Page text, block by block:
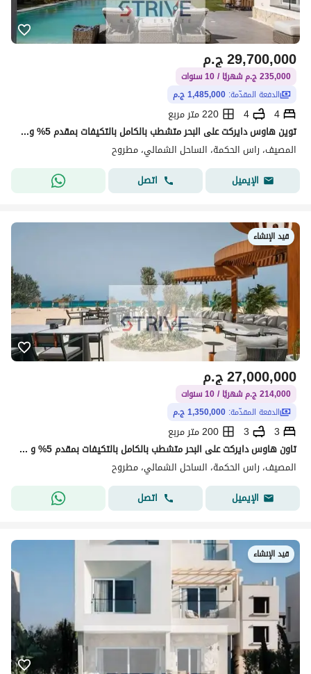
ج.م29,700,000
235,000 ج.م شهريًا / 10 سنوات
الدفعة المقدّمة: 1,485,000 ج.م
4
4
220 متر مربع
توين هاوس دايركت على البحر متشطب بالكامل بالتكيفات بمقدم 5% و المتبقي اقساط على 10 سنوات برايم لوكيشن في نورث كوست، رأس الحكمة.
المصيف، راس الحكمة، الساحل الشمالي، مطروح
الإيميل
اتصل
قيد الإنشاء
ج.م27,000,000
214,000 ج.م شهريًا / 10 سنوات
الدفعة المقدّمة: 1,350,000 ج.م
3
3
200 متر مربع
تاون هاوس دايركت على البحر متشطب بالكامل بالتكيفات بمقدم 5% و المتبقي اقساط على 10 سنوات برايم لوكيشن في نورث كوست، رأس الحكمة.
المصيف، راس الحكمة، الساحل الشمالي، مطروح
الإيميل
اتصل
قيد الإنشاء